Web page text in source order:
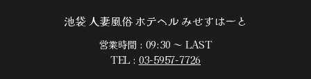
池袋 人妻風俗 ホテヘル みせすはーと
営業時間 : 09:30 ～ LAST
TEL : 03-5957-7726